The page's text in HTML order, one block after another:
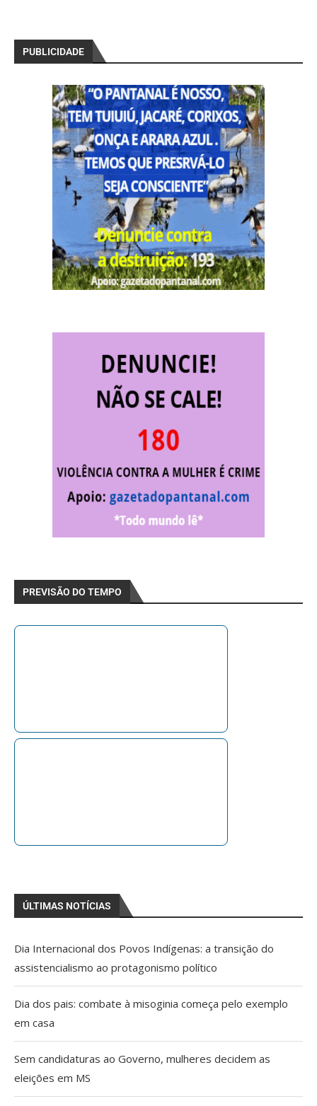
PUBLICIDADE
PREVISÃO DO TEMPO
ÚLTIMAS NOTÍCIAS
Dia Internacional dos Povos Indígenas: a transição do
assistencialismo ao protagonismo político
Dia dos pais: combate à misoginia começa pelo exemplo
em casa
Sem candidaturas ao Governo, mulheres decidem as
eleições em MS